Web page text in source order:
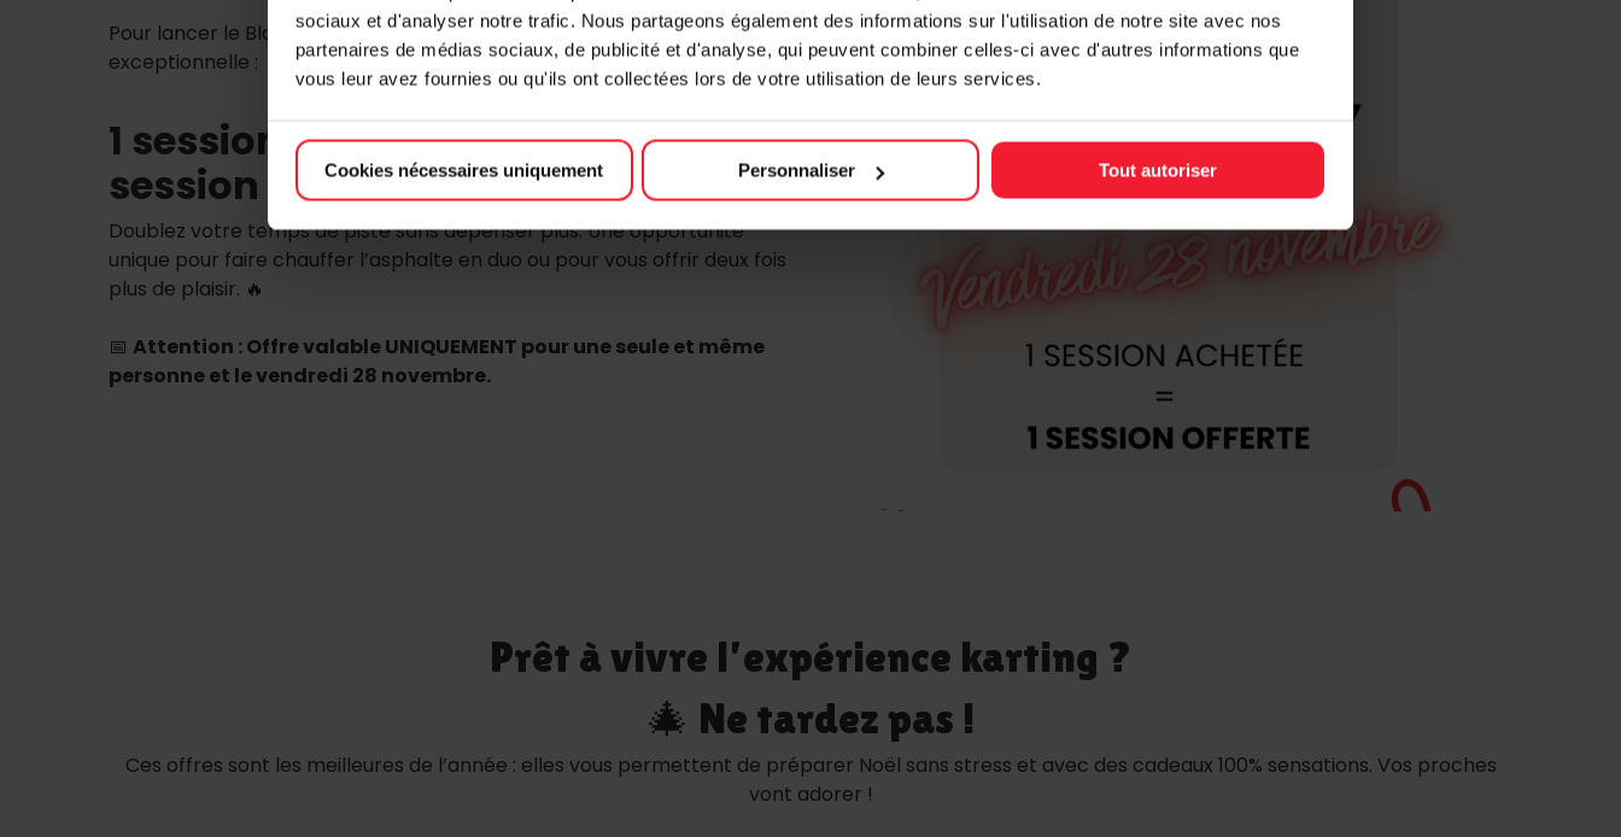
sociaux et d'analyser notre trafic. Nous partageons également des informations sur l'utilisation de notre site avec nos
partenaires de médias sociaux, de publicité et d'analyse, qui peuvent combiner celles-ci avec d'autres informations que
vous leur avez fournies ou qu'ils ont collectées lors de votre utilisation de leurs services.
Cookies nécessaires uniquement Personnaliser Tout autoriser
Pour lancer le Black Friday en beauté, nous vous réservons une offre
exceptionnelle :
1 session de karting achetée = 1
session OFFERTE !
Doublez votre temps de piste sans dépenser plus. Une opportunité
unique pour faire chauffer l’asphalte en duo ou pour vous offrir deux fois
plus de plaisir. 🔥
📅Attention : Offre valable UNIQUEMENT pour une seule et même
personne et le vendredi 28 novembre.
Prêt à vivre l’expérience karting ?
🎄 Ne tardez pas !
Ces offres sont les meilleures de l’année : elles vous permettent de préparer Noël sans stress et avec des cadeaux 100% sensations. Vos proches
vont adorer !